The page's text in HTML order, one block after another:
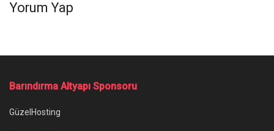
Yorum Yap
Barındırma Altyapı Sponsoru
GüzelHosting